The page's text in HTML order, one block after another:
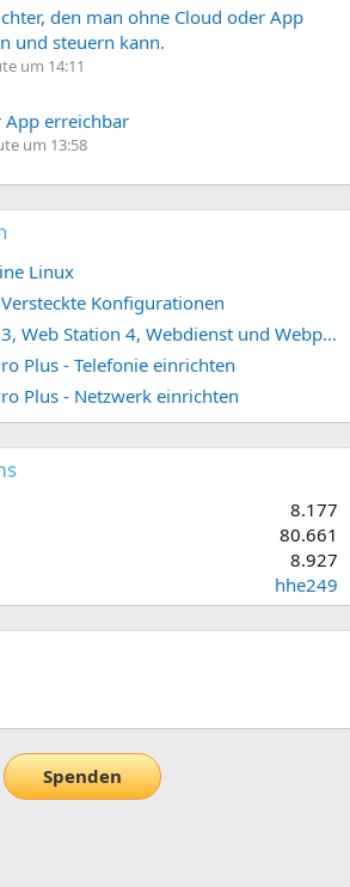
den man ohne Cloud oder App
und steuern kann.
um 14:11
App erreichbar
um 13:58
Linux
Konfigurationen
Synology DSM 7.2/7.3, Web Station 4, Webdienst und Webportal erstellen (ehemals vHost)
Plus - Telefonie einrichten
Plus - Netzwerk einrichten
8.177
80.661
8.927
hhe249
Spenden